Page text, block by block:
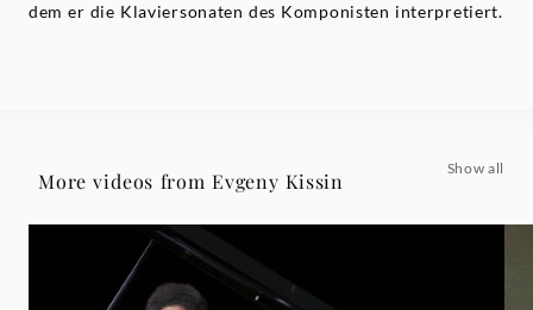
dem er die Klaviersonaten des Komponisten interpretiert.
More videos from Evgeny Kissin
Show all